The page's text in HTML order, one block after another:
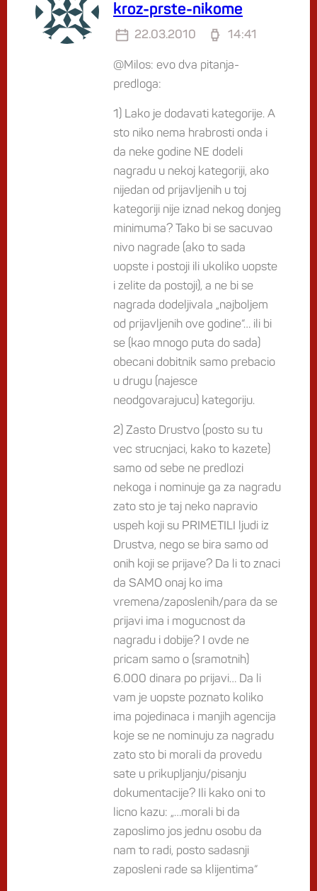
kroz-prste-nikome
22.03.2010 14:41
@Milos: evo dva pitanja-
predloga:
1) Lako je dodavati kategorije. A
sto niko nema hrabrosti onda i
da neke godine NE dodeli
nagradu u nekoj kategoriji, ako
nijedan od prijavljenih u toj
kategoriji nije iznad nekog donjeg
minimuma? Tako bi se sacuvao
nivo nagrade (ako to sada
uopste i postoji ili ukoliko uopste
i zelite da postoji), a ne bi se
nagrada dodeljivala „najboljem
od prijavljenih ove godine“… ili bi
se (kao mnogo puta do sada)
obecani dobitnik samo prebacio
u drugu (najesce
neodgovarajucu) kategoriju.
2) Zasto Drustvo (posto su tu
vec strucnjaci, kako to kazete)
samo od sebe ne predlozi
nekoga i nominuje ga za nagradu
zato sto je taj neko napravio
uspeh koji su PRIMETILI ljudi iz
Drustva, nego se bira samo od
onih koji se prijave? Da li to znaci
da SAMO onaj ko ima
vremena/zaposlenih/para da se
prijavi ima i mogucnost da
nagradu i dobije? I ovde ne
pricam samo o (sramotnih)
6.000 dinara po prijavi… Da li
vam je uopste poznato koliko
ima pojedinaca i manjih agencija
koje se ne nominuju za nagradu
zato sto bi morali da provedu
sate u prikupljanju/pisanju
dokumentacije? Ili kako oni to
licno kazu: „…morali bi da
zaposlimo jos jednu osobu da
nam to radi, posto sadasnji
zaposleni rade sa klijentima“